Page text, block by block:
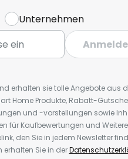
Unternehmen
erhalten sie tolle Angebote aus
Home Produkte, Rabatt-
und -vorstellungen sowie
für Kaufbewertungen und
den Sie in jedem Newsletter
erhalten Sie in der